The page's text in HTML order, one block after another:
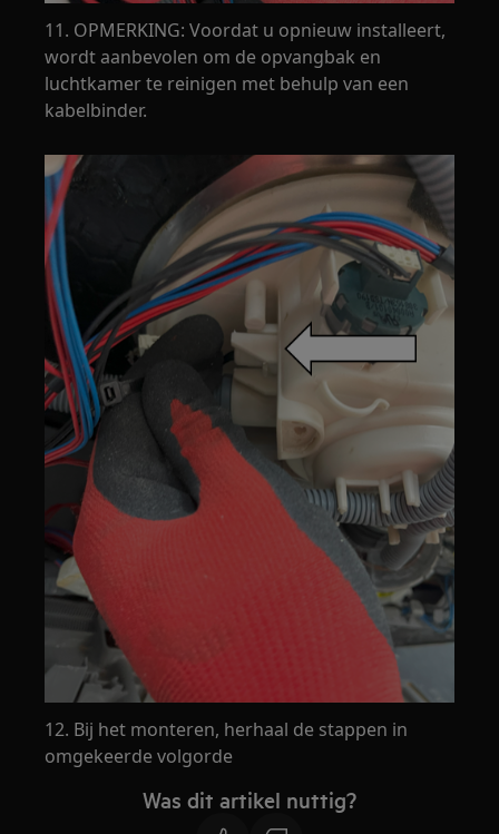
11. OPMERKING: Voordat u opnieuw installeert,
wordt aanbevolen om de opvangbak en
luchtkamer te reinigen met behulp van een
kabelbinder.
12. Bij het monteren, herhaal de stappen in
omgekeerde volgorde
Was dit artikel nuttig?